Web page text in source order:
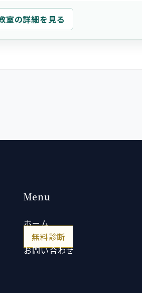
室の詳細を見る
Menu
ホーム
無料診断
お問い合わせ